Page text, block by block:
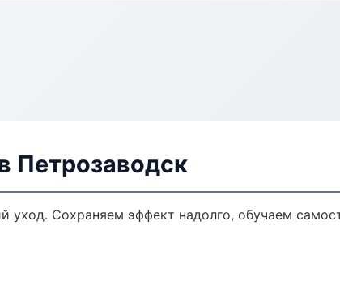
Петрозаводск
Сохраняем эффект надолго, обучаем